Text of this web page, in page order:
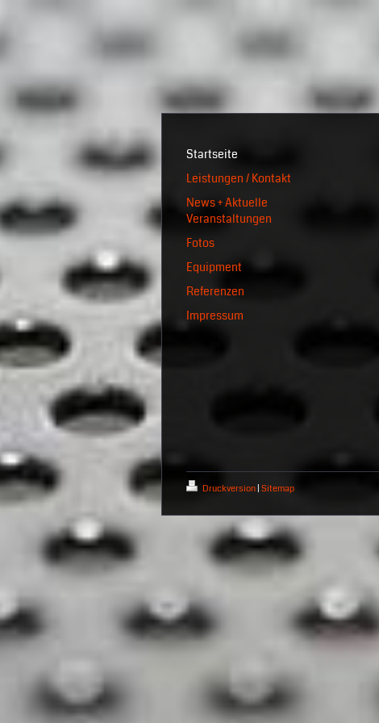
Startseite
Leistungen / Kontakt
News + Aktuelle
Veranstaltungen
Fotos
Equipment
Referenzen
Impressum
Druckversion Sitemap